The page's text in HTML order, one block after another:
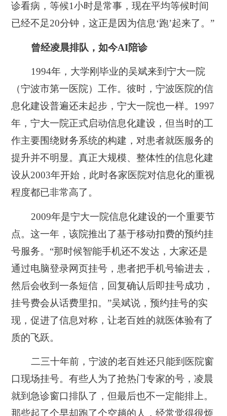
诊看病，等候1小时是常事，现在平均等候时间
已经不足20分钟，这正是因为信息‘跑’起来了。”
曾经凌晨排队，如今AI陪诊
1994年，大学刚毕业的吴斌来到宁大一院
（宁波市第一医院）工作。彼时，宁波医院的信
息化建设普遍还未起步，宁大一院也一样。1997
年，宁大一院正式启动信息化建设，但当时的工
作主要围绕财务系统的构建，对患者就医服务的
提升并不明显。真正大规模、整体性的信息化建
设从2003年开始，此时各家医院对信息化的重视
程度都已非常高了。
2009年是宁大一院信息化建设的一个重要节
点。这一年，该院推出了基于移动扣费的预约挂
号服务。“那时候智能手机还不发达，大家还是
通过电脑登录网页挂号，患者把手机号输进去，
然后会收到一条短信，回复确认后即挂号成功，
挂号费会从话费里扣。”吴斌说，预约挂号的实
现，促进了信息对称，让老百姓的就医体验有了
质的飞跃。
二三十年前，宁波的老百姓还只能到医院窗
口现场挂号。有些人为了抢热门专家的号，凌晨
就到急诊窗口排队了，但最后也不一定能排上。
那些起了个早却跑了个空趟的人，经常觉得很烦